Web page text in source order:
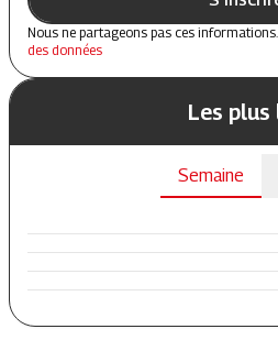
Nous ne partageons pas ces
des données
Les plus
Semaine